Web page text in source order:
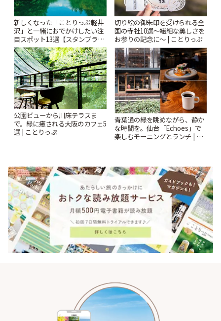
新しくなった「ことりっぷ軽井
沢」と一緒におでかけしたい注
目スポット13選【スタンプラリ
ー開催中】 | ことりっぷ
切り絵の御朱印を受けられる全
国の寺社10選〜繊細な美しさを
お参りの記念に〜 | ことりっぷ
公園ビューから川床テラスま
で。緑に癒される大阪のカフェ5
選 | ことりっぷ
青葉通の緑を眺めながら、静か
な時間を。仙台「Echoes」で
楽しむモーニングとランチ | こ